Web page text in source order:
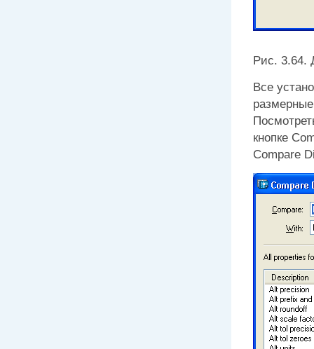
Рис. 3.64.
Все
кнопке
Compare